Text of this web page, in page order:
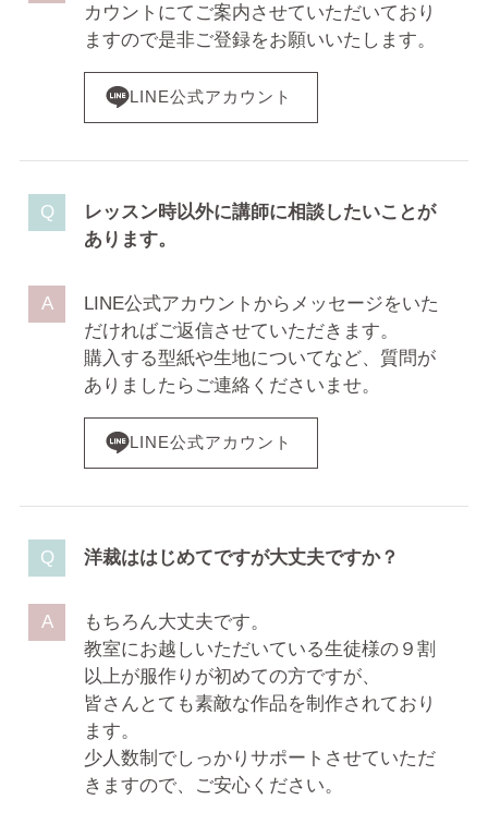
カウントにてご案内させていただいており
ますので是非ご登録をお願いいたします。
LINE公式アカウント
レッスン時以外に講師に相談したいことが
あります。
LINE公式アカウントからメッセージをいた
だければご返信させていただきます。
購入する型紙や生地についてなど、質問が
ありましたらご連絡くださいませ。
LINE公式アカウント
洋裁ははじめてですが大丈夫ですか？
もちろん大丈夫です。
教室にお越しいただいている生徒様の９割
以上が服作りが初めての方ですが、
皆さんとても素敵な作品を制作されており
ます。
少人数制でしっかりサポートさせていただ
きますので、ご安心ください。